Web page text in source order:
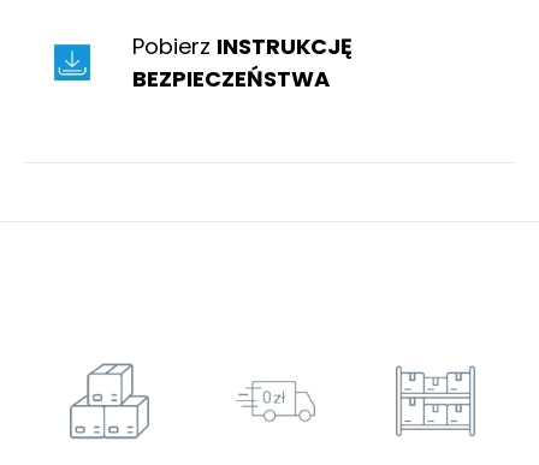
Pobierz INSTRUKCJĘ
BEZPIECZEŃSTWA